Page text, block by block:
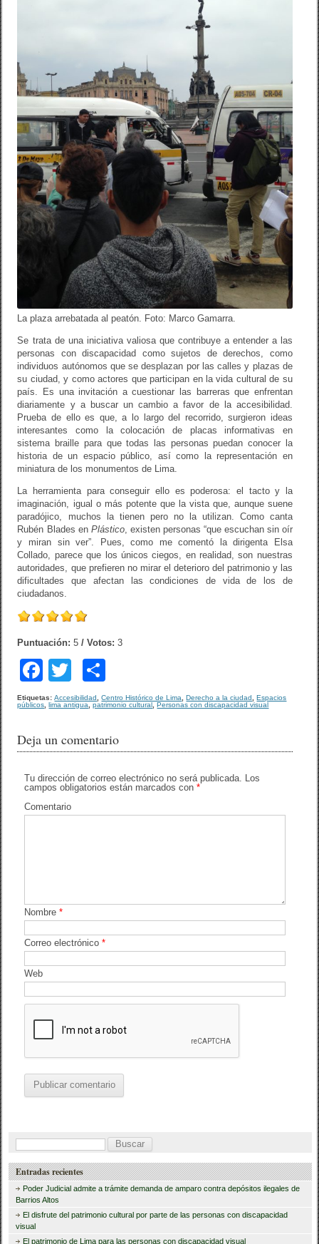
La plaza arrebatada al peatón. Foto: Marco Gamarra.
Se trata de una iniciativa valiosa que contribuye a entender a las
personas con discapacidad como sujetos de derechos, como
individuos autónomos que se desplazan por las calles y plazas de
su ciudad, y como actores que participan en la vida cultural de su
país. Es una invitación a cuestionar las barreras que enfrentan
diariamente y a buscar un cambio a favor de la accesibilidad.
Prueba de ello es que, a lo largo del recorrido, surgieron ideas
interesantes como la colocación de placas informativas en
sistema braille para que todas las personas puedan conocer la
historia de un espacio público, así como la representación en
miniatura de los monumentos de Lima.
La herramienta para conseguir ello es poderosa: el tacto y la
imaginación, igual o más potente que la vista que, aunque suene
paradójico, muchos la tienen pero no la utilizan. Como canta
Rubén Blades en Plástico, existen personas “que escuchan sin oír
y miran sin ver”. Pues, como me comentó la dirigenta Elsa
Collado, parece que los únicos ciegos, en realidad, son nuestras
autoridades, que prefieren no mirar el deterioro del patrimonio y las
dificultades que afectan las condiciones de vida de los de
ciudadanos.
Puntuación:5 / Votos:3
F
a
c
e
o
o
wi
tt
er
o
m
p
tir
Etiquetas:Accesibilidad,Centro Histórico de Lima,Derecho a la ciudad,Espacios
públicos,lima antigua,patrimonio cultural,Personas con discapacidad visual
Deja un comentario
Tu dirección de correo electrónico no será publicada. Los
campos obligatorios están marcados con*
Comentario
Nombre*
Correo electrónico*
Web
B
u
s
c
a
r
Entradas recientes
Poder Judicial admite a trámite demanda de amparo contra depósitos ilegales de
Barrios Altos
El disfrute del patrimonio cultural por parte de las personas con discapacidad
visual
El patrimonio de Lima para las personas con discapacidad visual